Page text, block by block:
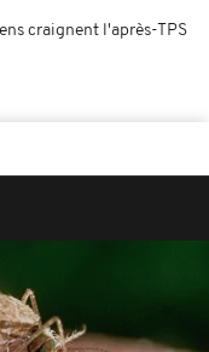
craignent l'après-TPS